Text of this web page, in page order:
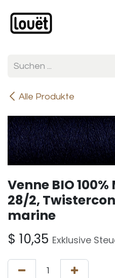
Alle Produkte
Venne BIO
28/2,
marine
$ 10,35 Exklusive